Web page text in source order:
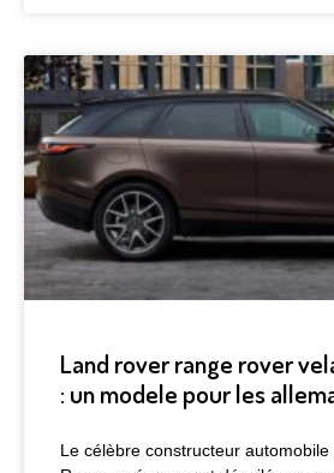
Land rover range rover
: un modele pour les
Le célèbre constructeur